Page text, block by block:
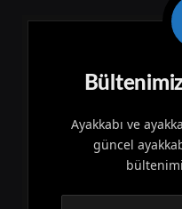
Ayakkabı ve
güncel